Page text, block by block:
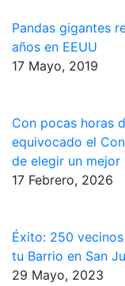
Pandas gigantes
años en EEUU
17 Mayo, 2019
Con pocas horas
equivocado el
de elegir un mejor
17 Febrero, 2026
Éxito: 250
tu Barrio en San
29 Mayo, 2023